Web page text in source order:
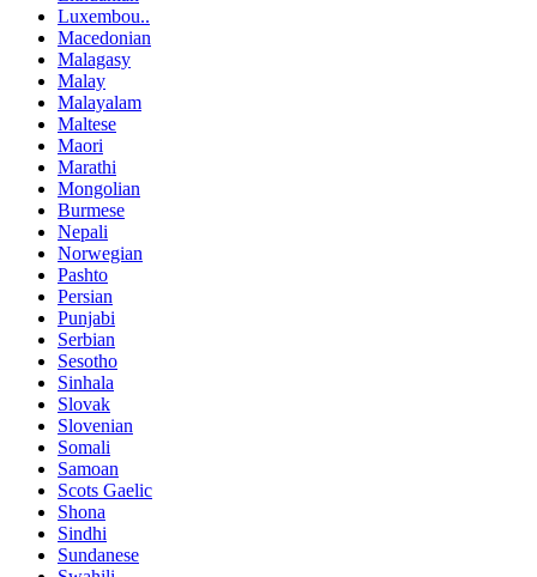
Luxembou..
Macedonian
Malagasy
Malay
Malayalam
Maltese
Maori
Marathi
Mongolian
Burmese
Nepali
Norwegian
Pashto
Persian
Punjabi
Serbian
Sesotho
Sinhala
Slovak
Slovenian
Somali
Samoan
Scots Gaelic
Shona
Sindhi
Sundanese